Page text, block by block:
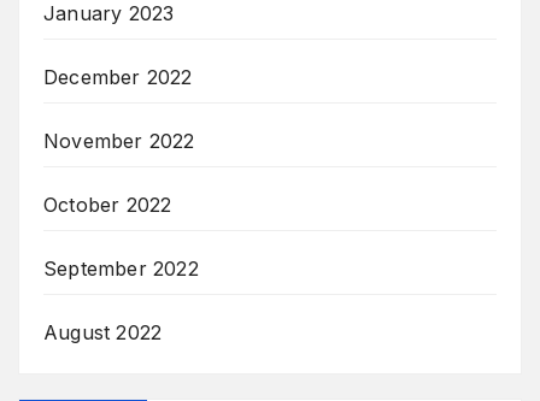
January 2023
December 2022
November 2022
October 2022
September 2022
August 2022